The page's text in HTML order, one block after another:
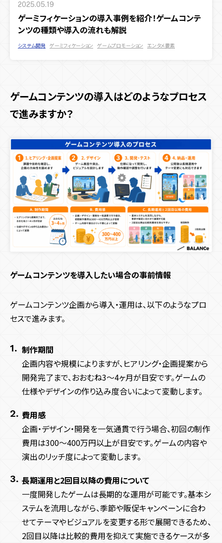
2025.05.19
ゲーミフィケーションの導入事例を紹介！ゲームコンテ
ンツの種類や導入の流れも解説
システム開発 ゲーミフィケーション ゲームプロモーション エンタメ要素
ゲームコンテンツの導入はどのようなプロセス
で進みますか？
ゲームコンテンツを導入したい場合の事前情報
ゲームコンテンツ企画から導入・運用は、以下のようなプロ
セスで進みます。
制作期間
企画内容や規模によりますが、ヒアリング・企画提案から
開発完了まで、おおむね3〜4ヶ月が目安です。ゲームの
仕様やデザインの作り込み度合いによって変動します。
費用感
企画・デザイン・開発を一気通貫で行う場合、初回の制作
費用は300〜400万円以上が目安です。ゲームの内容や
演出のリッチ度によって変動します。
長期運用と2回目以降の費用について
一度開発したゲームは長期的な運用が可能です。基本シ
ステムを流用しながら、季節や販促キャンペーンに合わ
せてテーマやビジュアルを変更する形で展開できるため、
2回目以降は比較的費用を抑えて実施できるケースが多